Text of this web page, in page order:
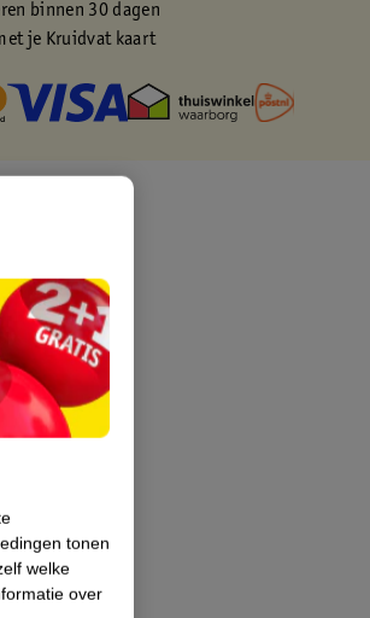
binnen 30 dagen
je Kruidvat kaart
tonen
welke
over